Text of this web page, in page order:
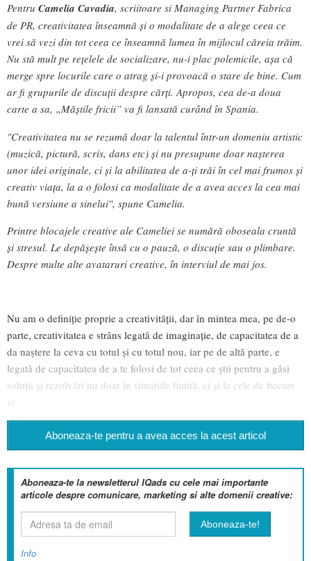
Pentru Camelia Cavadia, scriitoare si Managing Partner Fabrica
de PR, creativitatea înseamnă și o modalitate de a alege ceea ce
vrei să vezi din tot ceea ce înseamnă lumea în mijlocul căreia trăim.
Nu stă mult pe rețelele de socializare, nu-i plac polemicile, așa că
merge spre locurile care o atrag și-i provoacă o stare de bine. Cum
ar fi grupurile de discuții despre cărți. Apropos, cea de-a doua
carte a sa, „Măștile fricii” va fi lansată curând în Spania.
"Creativitatea nu se rezumă doar la talentul într-un domeniu artistic
(muzică, pictură, scris, dans etc) și nu presupune doar nașterea
unor idei originale, ci și la abilitatea de a-ți trăi în cel mai frumos și
creativ viața, la a o folosi ca modalitate de a avea acces la cea mai
bună versiune a sinelui", spune Camelia.
Printre blocajele creative ale Cameliei se numără oboseala cruntă
și stresul. Le depășește însă cu o pauză, o discuție sau o plimbare.
Despre multe alte avataruri creative, în interviul de mai jos.
Nu am o definiție proprie a creativității, dar în mintea mea, pe de-o
parte, creativitatea e strâns legată de imaginație, de capacitatea de a
da naștere la ceva cu totul și cu totul nou, iar pe de altă parte, e
legată de capacitatea de a te folosi de tot ceea ce știi pentru a găsi
soluții și rezolvări nu doar în situațiile limită, ci și la cele de fiecare
zi.
Aboneaza-te pentru a avea acces la acest articol
Aboneaza-te la newsletterul IQads cu cele mai importante
articole despre comunicare, marketing si alte domenii creative:
Info